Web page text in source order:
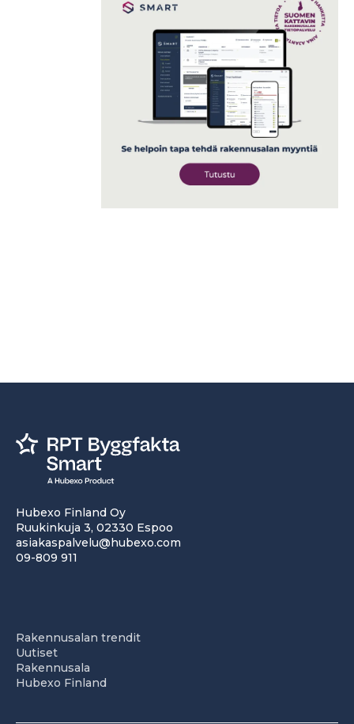
Hubexo Finland Oy
Ruukinkuja 3, 02330 Espoo
asiakaspalvelu@hubexo.com
09-809 911
Rakennusalan trendit
Uutiset
Rakennusala
Hubexo Finland